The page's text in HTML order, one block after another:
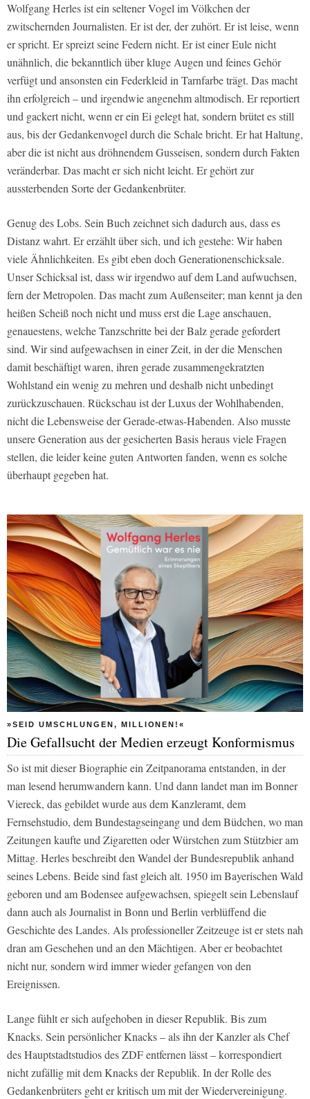
Wolfgang Herles ist ein seltener Vogel im Völkchen der
zwitschernden Journalisten. Er ist der, der zuhört. Er ist leise, wenn
er spricht. Er spreizt seine Federn nicht. Er ist einer Eule nicht
unähnlich, die bekanntlich über kluge Augen und feines Gehör
verfügt und ansonsten ein Federkleid in Tarnfarbe trägt. Das macht
ihn erfolgreich – und irgendwie angenehm altmodisch. Er reportiert
und gackert nicht, wenn er ein Ei gelegt hat, sondern brütet es still
aus, bis der Gedankenvogel durch die Schale bricht. Er hat Haltung,
aber die ist nicht aus dröhnendem Gusseisen, sondern durch Fakten
veränderbar. Das macht er sich nicht leicht. Er gehört zur
aussterbenden Sorte der Gedankenbrüter.
Genug des Lobs. Sein Buch zeichnet sich dadurch aus, dass es
Distanz wahrt. Er erzählt über sich, und ich gestehe: Wir haben
viele Ähnlichkeiten. Es gibt eben doch Generationenschicksale.
Unser Schicksal ist, dass wir irgendwo auf dem Land aufwuchsen,
fern der Metropolen. Das macht zum Außenseiter; man kennt ja den
heißen Scheiß noch nicht und muss erst die Lage anschauen,
genauestens, welche Tanzschritte bei der Balz gerade gefordert
sind. Wir sind aufgewachsen in einer Zeit, in der die Menschen
damit beschäftigt waren, ihren gerade zusammengekratzten
Wohlstand ein wenig zu mehren und deshalb nicht unbedingt
zurückzuschauen. Rückschau ist der Luxus der Wohlhabenden,
nicht die Lebensweise der Gerade-etwas-Habenden. Also musste
unsere Generation aus der gesicherten Basis heraus viele Fragen
stellen, die leider keine guten Antworten fanden, wenn es solche
überhaupt gegeben hat.
»SEID UMSCHLUNGEN, MILLIONEN!«
Die Gefallsucht der Medien erzeugt Konformismus
So ist mit dieser Biographie ein Zeitpanorama entstanden, in der
man lesend herumwandern kann. Und dann landet man im Bonner
Viereck, das gebildet wurde aus dem Kanzleramt, dem
Fernsehstudio, dem Bundestagseingang und dem Büdchen, wo man
Zeitungen kaufte und Zigaretten oder Würstchen zum Stützbier am
Mittag. Herles beschreibt den Wandel der Bundesrepublik anhand
seines Lebens. Beide sind fast gleich alt. 1950 im Bayerischen Wald
geboren und am Bodensee aufgewachsen, spiegelt sein Lebenslauf
dann auch als Journalist in Bonn und Berlin verblüffend die
Geschichte des Landes. Als professioneller Zeitzeuge ist er stets nah
dran am Geschehen und an den Mächtigen. Aber er beobachtet
nicht nur, sondern wird immer wieder gefangen von den
Ereignissen.
Lange fühlt er sich aufgehoben in dieser Republik. Bis zum
Knacks. Sein persönlicher Knacks – als ihn der Kanzler als Chef
des Hauptstadtstudios des ZDF entfernen lässt – korrespondiert
nicht zufällig mit dem Knacks der Republik. In der Rolle des
Gedankenbrüters geht er kritisch um mit der Wiedervereinigung.